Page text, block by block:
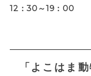
12：30～19：00
「よこはま